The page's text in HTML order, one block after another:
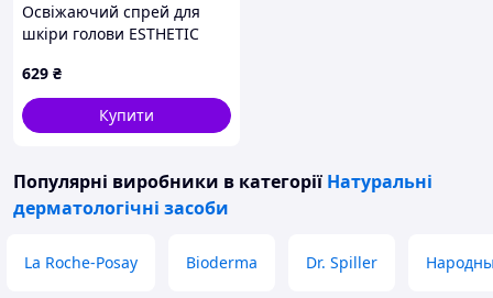
Освіжаючий спрей для
шкіри голови ESTHETIC
Head Spa , 100 мл
629 ₴
Купити
Популярні виробники в категорії Натуральні
дерматологічні засоби
La Roche-Posay Bioderma Dr. Spiller